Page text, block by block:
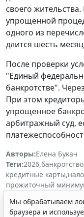
своего
упрощенной
одного из
длится шесть
После проверки
"Единый
банкротстве".
При этом
упрощенное
арбитражный суд,
Авторы:Елена Букач
Теги:2026,банкротство
кредитные карты,
прожиточный
Читать ГАРАНТ.РУ в
Мы обрабатываем
браузера и